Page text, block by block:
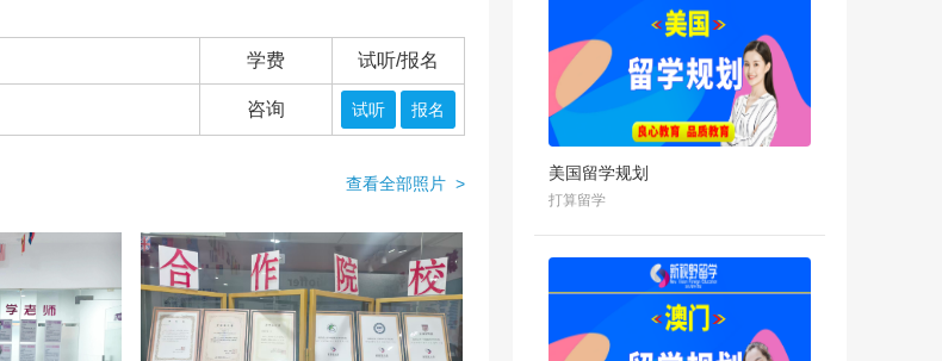
学费 试听/报名
咨询 试听 报名
查看全部照片 >
美国留学规划
打算留学